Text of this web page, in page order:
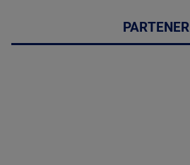
PARTENERI